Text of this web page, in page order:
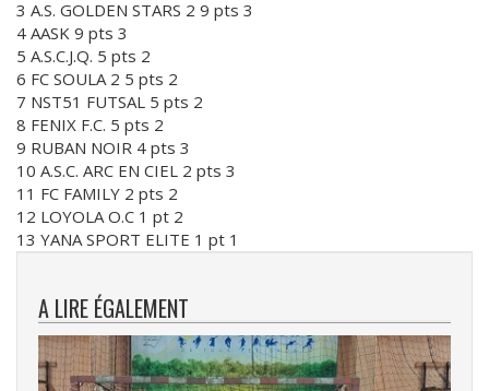
3 A.S. GOLDEN STARS 2 9 pts 3
4 AASK 9 pts 3
5 A.S.C.J.Q. 5 pts 2
6 FC SOULA 2 5 pts 2
7 NST51 FUTSAL 5 pts 2
8 FENIX F.C. 5 pts 2
9 RUBAN NOIR 4 pts 3
10 A.S.C. ARC EN CIEL 2 pts 3
11 FC FAMILY 2 pts 2
12 LOYOLA O.C 1 pt 2
13 YANA SPORT ELITE 1 pt 1
A LIRE ÉGALEMENT